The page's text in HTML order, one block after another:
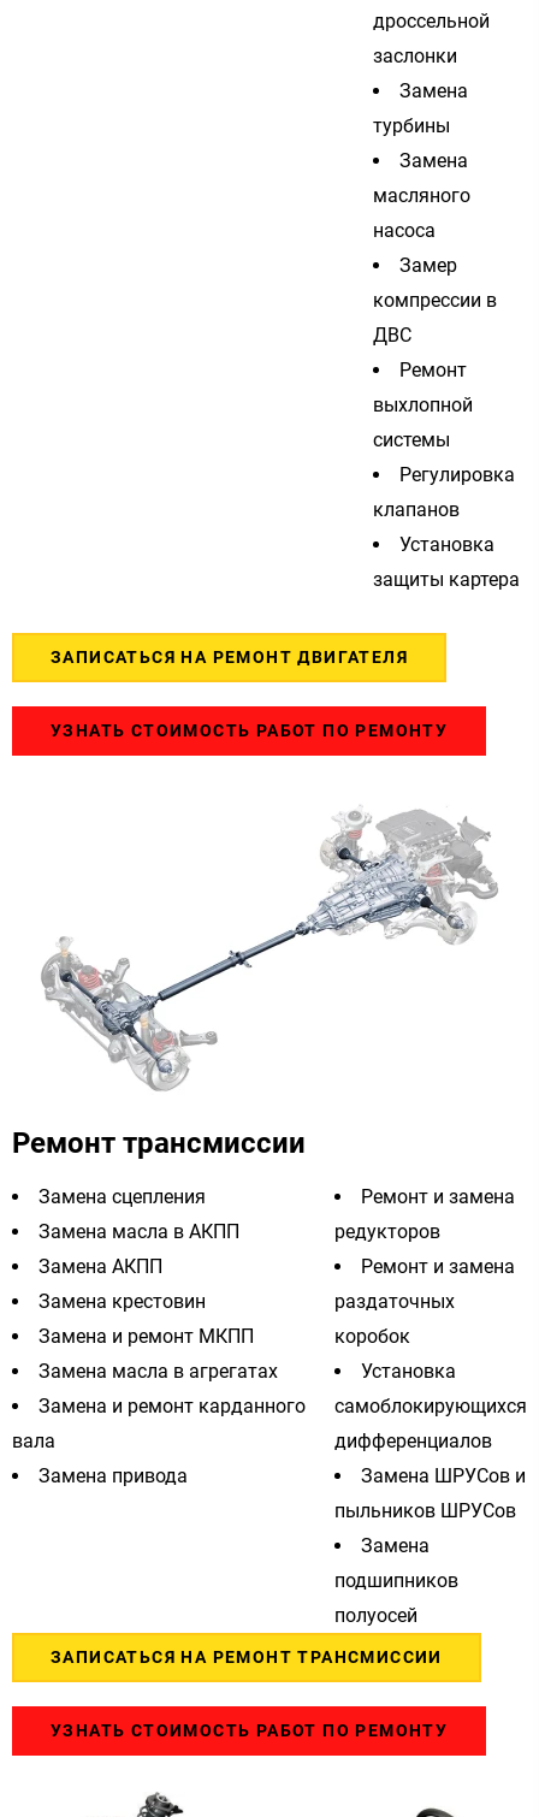
дроссельной
заслонки
Замена
турбины
Замена
масляного
насоса
Замер
компрессии в
ДВС
Ремонт
выхлопной
системы
Регулировка
клапанов
Установка
защиты картера
ЗАПИСАТЬСЯ НА РЕМОНТ ДВИГАТЕЛЯ
УЗНАТЬ СТОИМОСТЬ РАБОТ ПО РЕМОНТУ
Ремонт трансмиссии
Замена сцепления
Замена масла в АКПП
Замена АКПП
Замена крестовин
Замена и ремонт МКПП
Замена масла в агрегатах
Замена и ремонт карданного
вала
Замена привода
Ремонт и замена
редукторов
Ремонт и замена
раздаточных
коробок
Установка
самоблокирующихся
дифференциалов
Замена ШРУСов и
пыльников ШРУСов
Замена
подшипников
полуосей
ЗАПИСАТЬСЯ НА РЕМОНТ ТРАНСМИССИИ
УЗНАТЬ СТОИМОСТЬ РАБОТ ПО РЕМОНТУ